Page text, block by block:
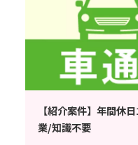
【紹介案件】年間休
業/知識不要